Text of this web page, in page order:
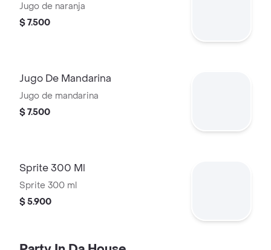
Jugo de naranja
$ 7.500
Jugo De Mandarina
Jugo de mandarina
$ 7.500
Sprite 300 Ml
Sprite 300 ml
$ 5.900